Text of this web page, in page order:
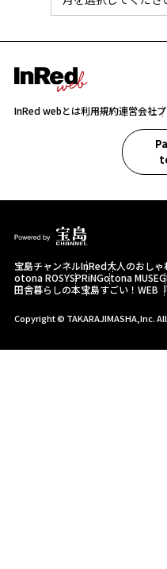
InRed webとは利用規約運営会社
宝島チャンネルInRed大人のおしゃ
otona ROSYSPRiNGotona MUSE
田舎暮らしの本宝島すごい！WEB
Copyright © TAKARAJIMASHA,Inc.